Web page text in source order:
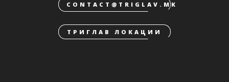
CONTACT@TRIGLAV.MK
ТРИГЛАВ ЛОКАЦИИ